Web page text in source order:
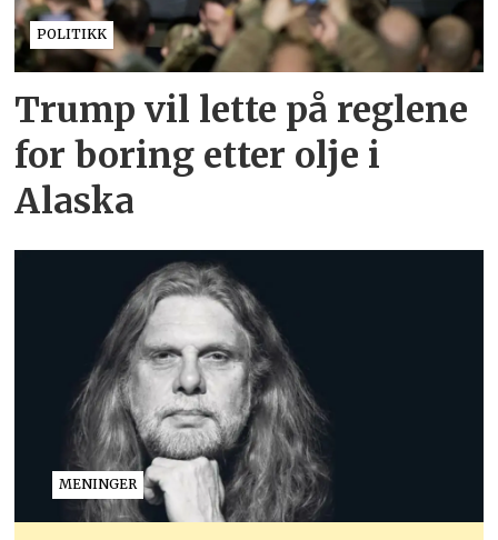
POLITIKK
Trump vil lette på reglene
for boring etter olje i
Alaska
MENINGER